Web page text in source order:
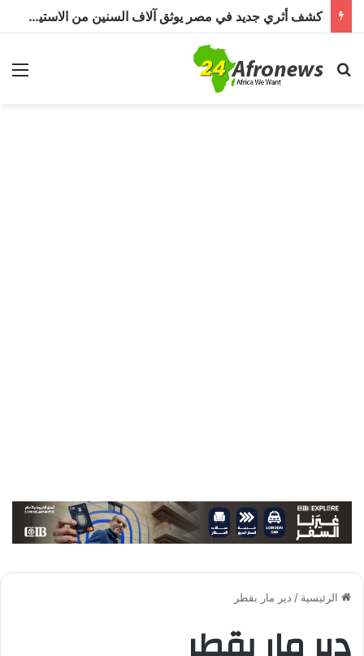
كشف أثري جديد في مصر يوثق آلاف السنين من الاستيطان البشري.. اكتشاف جبانة من عصر ما قبل الأسرات حتى العصرين اليوناني والروماني
بحث عن
الرئيسية / دير مار بقطر